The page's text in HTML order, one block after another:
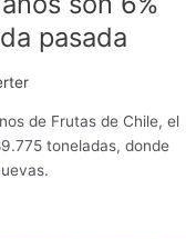
pasada
de Frutas de Chile, el
toneladas, donde